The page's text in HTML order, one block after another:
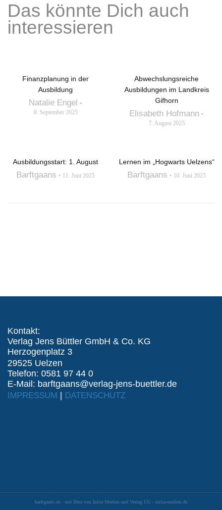
Das könnte Dich auch
interessieren
Finanzplanung in der
Ausbildung
Natalie Engel
8. September 2025
Abwechslungsreiche
Ausbildungen im Landkreis
Gifhorn
Elisabeth Hofmann
7. August 2025
Ausbildungsstart: 1. August
Barftgaans 11. Juni 2025
Lernen im „Hogwarts Uelzens“
Barftgaans 10. Juni 2025
Kontakt:
Verlag Jens Büttler GmbH & Co. KG
Herzogenplatz 3
29525 Uelzen
Telefon: 0581 97 44 0
E-Mail: barftgaans@verlag-jens-buettler.de
IMPRESSUM | DATENSCHUTZ
barftgaans.de - mit Herz von Initia Medien und Verlag UG - initia-medien.de